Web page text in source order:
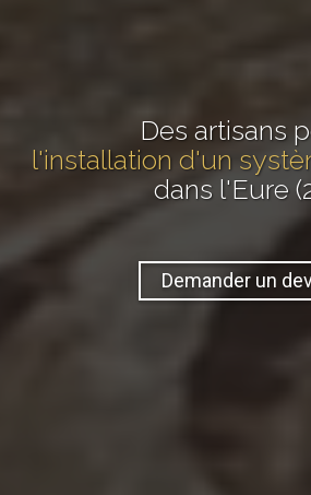
Des artisans
l'installation d'un
dans l'Eure
Demander un